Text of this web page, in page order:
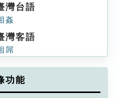
灣台語
姦
灣客語
屌
功能